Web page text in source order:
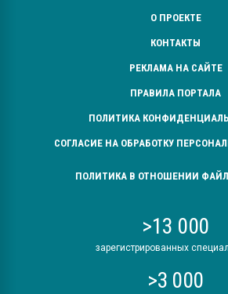
О ПРОЕКТЕ
КОНТАКТЫ
РЕКЛАМА НА САЙТЕ
ПРАВИЛА ПОРТАЛА
ПОЛИТИКА
СОГЛАСИЕ НА ОБРАБОТКУ
ПОЛИТИКА В ОТНОШЕНИИ
>13 000
зарегистрированных
>3 000